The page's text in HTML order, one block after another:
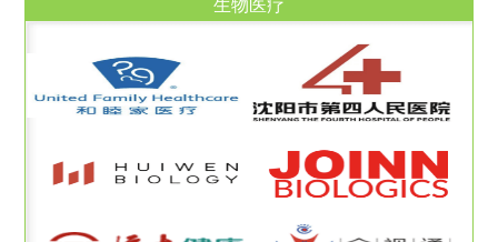
生物医疗